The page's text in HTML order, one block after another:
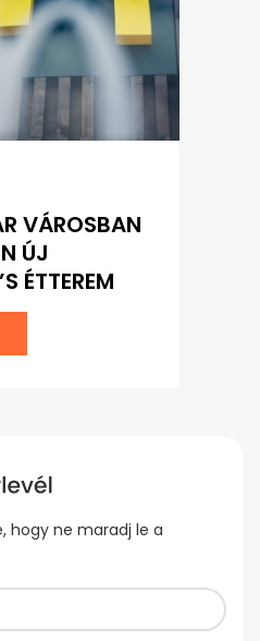
VÁROSBAN
ÚJ
ÉTTEREM
hogy ne maradj le a